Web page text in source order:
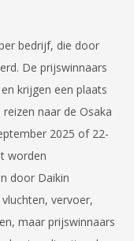
bedrijf, die door
De prijswinnaars
krijgen een plaats
naar de Osaka
2025 of 22-
worden
door Daikin
vervoer,
maar prijswinnaars